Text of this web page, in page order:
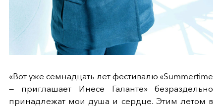
«Вот уже семнадцать лет фестивалю «Summertime
— приглашает Инесе Галанте» безраздельно
принадлежат мои душа и сердце. Этим летом в